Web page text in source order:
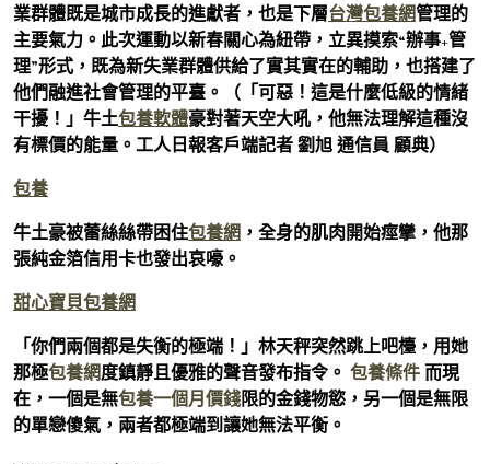
業群體既是城市成長的進獻者，也是下層台灣包養網管理的
主要氣力。此次運動以新春關心為紐帶，立異摸索“辦事+管
理”形式，既為新失業群體供給了實其實在的輔助，也搭建了
他們融進社會管理的平臺。（「可惡！這是什麼低級的情緒
干擾！」牛土包養軟體豪對著天空大吼，他無法理解這種沒
有標價的能量。工人日報客戶端記者 劉旭 通信員 顧典）
包養
牛土豪被蕾絲絲帶困住包養網 ，全身的肌肉開始痙攣，他那
張純金箔信用卡也發出哀嚎。
甜心寶貝包養網
「你們兩個都是失衡的極端！」林天秤突然跳上吧檯，用她
那極包養網度鎮靜且優雅的聲音發布指令。 包養條件 而現
在，一個是無包養一個月價錢限的金錢物慾，另一個是無限
的單戀傻氣，兩者都極端到讓她無法平衡。